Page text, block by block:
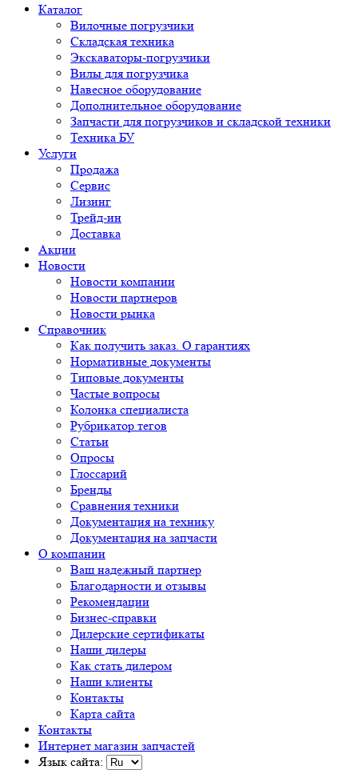
Каталог
Вилочные погрузчики
Складская техника
Экскаваторы-погрузчики
Вилы для погрузчика
Навесное оборудование
Дополнительное оборудование
Запчасти для погрузчиков и складской техники
Техника БУ
Услуги
Продажа
Сервис
Лизинг
Трейд-ин
Доставка
Акции
Новости
Новости компании
Новости партнеров
Новости рынка
Справочник
Как получить заказ. О гарантиях
Нормативные документы
Типовые документы
Частые вопросы
Колонка специалиста
Рубрикатор тегов
Статьи
Опросы
Глоссарий
Бренды
Сравнения техники
Документация на технику
Документация на запчасти
О компании
Ваш надежный партнер
Благодарности и отзывы
Рекомендации
Бизнес-справки
Дилерские сертификаты
Наши дилеры
Как стать дилером
Наши клиенты
Контакты
Карта сайта
Контакты
Интернет магазин запчастей
Язык сайта: